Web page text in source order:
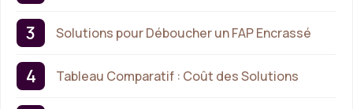
Solutions pour Déboucher un FAP Encrassé
Tableau Comparatif : Coût des Solutions